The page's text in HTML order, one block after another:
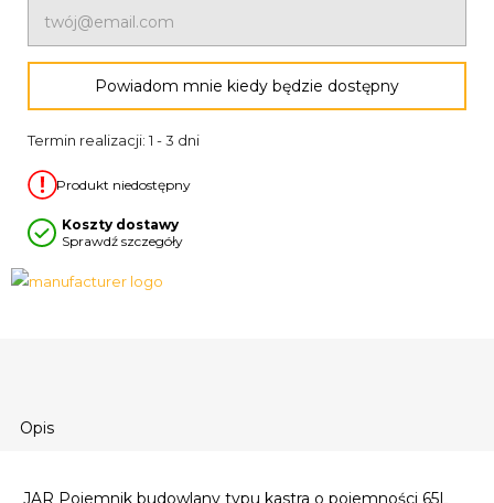
Opis
Powiadom mnie kiedy będzie dostępny
Termin realizacji: 1 - 3 dni
Produkt niedostępny
Koszty dostawy
Sprawdź szczegóły